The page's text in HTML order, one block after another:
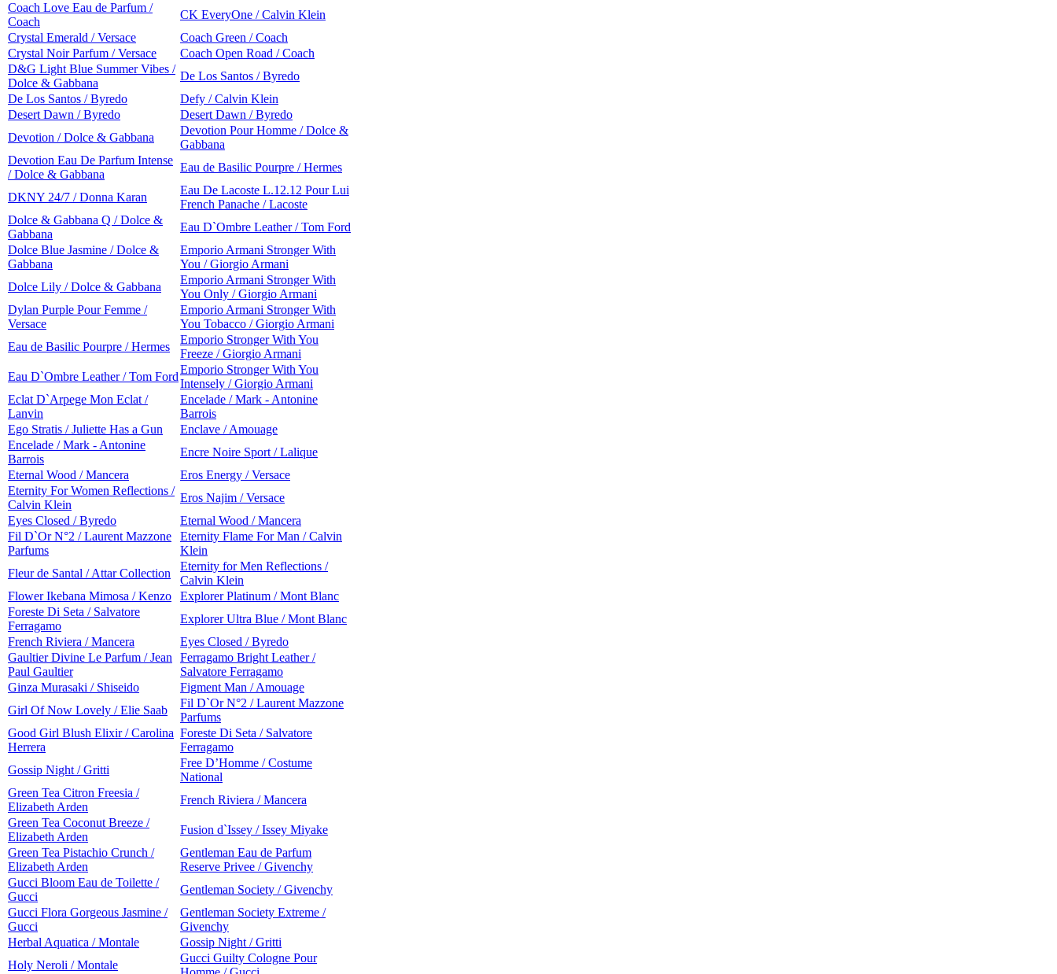
Coach Love Eau de Parfum /
Coach
CK EveryOne / Calvin Klein
Crystal Emerald / Versace
Coach Green / Coach
Crystal Noir Parfum / Versace
Coach Open Road / Coach
D&G Light Blue Summer Vibes /
Dolce & Gabbana
De Los Santos / Byredo
De Los Santos / Byredo
Defy / Calvin Klein
Desert Dawn / Byredo
Desert Dawn / Byredo
Devotion / Dolce & Gabbana
Devotion Pour Homme / Dolce &
Gabbana
Devotion Eau De Parfum Intense
/ Dolce & Gabbana
Eau de Basilic Pourpre / Hermes
DKNY 24/7 / Donna Karan
Eau De Lacoste L.12.12 Pour Lui
French Panache / Lacoste
Dolce & Gabbana Q / Dolce &
Gabbana
Eau D`Ombre Leather / Tom Ford
Dolce Blue Jasmine / Dolce &
Gabbana
Emporio Armani Stronger With
You / Giorgio Armani
Dolce Lily / Dolce & Gabbana
Emporio Armani Stronger With
You Only / Giorgio Armani
Dylan Purple Pour Femme /
Versace
Emporio Armani Stronger With
You Tobacco / Giorgio Armani
Eau de Basilic Pourpre / Hermes
Emporio Stronger With You
Freeze / Giorgio Armani
Eau D`Ombre Leather / Tom Ford
Emporio Stronger With You
Intensely / Giorgio Armani
Eclat D`Arpege Mon Eclat /
Lanvin
Encelade / Mark - Antonine
Barrois
Ego Stratis / Juliette Has a Gun
Enclave / Amouage
Encelade / Mark - Antonine
Barrois
Encre Noire Sport / Lalique
Eternal Wood / Mancera
Eros Energy / Versace
Eternity For Women Reflections /
Calvin Klein
Eros Najim / Versace
Eyes Closed / Byredo
Eternal Wood / Mancera
Fil D`Or N°2 / Laurent Mazzone
Parfums
Eternity Flame For Man / Calvin
Klein
Fleur de Santal / Attar Collection
Eternity for Men Reflections /
Calvin Klein
Flower Ikebana Mimosa / Kenzo
Explorer Platinum / Mont Blanc
Foreste Di Seta / Salvatore
Ferragamo
Explorer Ultra Blue / Mont Blanc
French Riviera / Mancera
Eyes Closed / Byredo
Gaultier Divine Le Parfum / Jean
Paul Gaultier
Ferragamo Bright Leather /
Salvatore Ferragamo
Ginza Murasaki / Shiseido
Figment Man / Amouage
Girl Of Now Lovely / Elie Saab
Fil D`Or N°2 / Laurent Mazzone
Parfums
Good Girl Blush Elixir / Carolina
Herrera
Foreste Di Seta / Salvatore
Ferragamo
Gossip Night / Gritti
Free D’Homme / Costume
National
Green Tea Citron Freesia /
Elizabeth Arden
French Riviera / Mancera
Green Tea Coconut Breeze /
Elizabeth Arden
Fusion d`Issey / Issey Miyake
Green Tea Pistachio Crunch /
Elizabeth Arden
Gentleman Eau de Parfum
Reserve Privee / Givenchy
Gucci Bloom Eau de Toilette /
Gucci
Gentleman Society / Givenchy
Gucci Flora Gorgeous Jasmine /
Gucci
Gentleman Society Extreme /
Givenchy
Herbal Aquatica / Montale
Gossip Night / Gritti
Holy Neroli / Montale
Gucci Guilty Cologne Pour